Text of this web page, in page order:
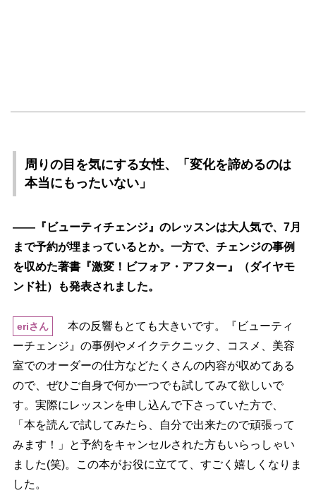
周りの目を気にする女性、「変化を諦めるのは
本当にもったいない」
――『ビューティチェンジ』のレッスンは大人気で、7月
まで予約が埋まっているとか。一方で、チェンジの事例
を収めた著書『激変！ビフォア・アフター』（ダイヤモ
ンド社）も発表されました。
eriさん
本の反響もとても大きいです。『ビューティ
ーチェンジ』の事例やメイクテクニック、コスメ、美容
室でのオーダーの仕方などたくさんの内容が収めてある
ので、ぜひご自身で何か一つでも試してみて欲しいで
す。実際にレッスンを申し込んで下さっていた方で、
「本を読んで試してみたら、自分で出来たので頑張って
みます！」と予約をキャンセルされた方もいらっしゃい
ました(笑)。この本がお役に立てて、すごく嬉しくなりま
した。